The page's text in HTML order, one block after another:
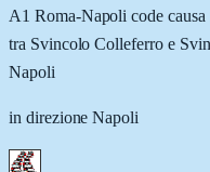
A1 Roma-Napoli code
tra Svincolo Colleferro e
Napoli
in direzione Napoli